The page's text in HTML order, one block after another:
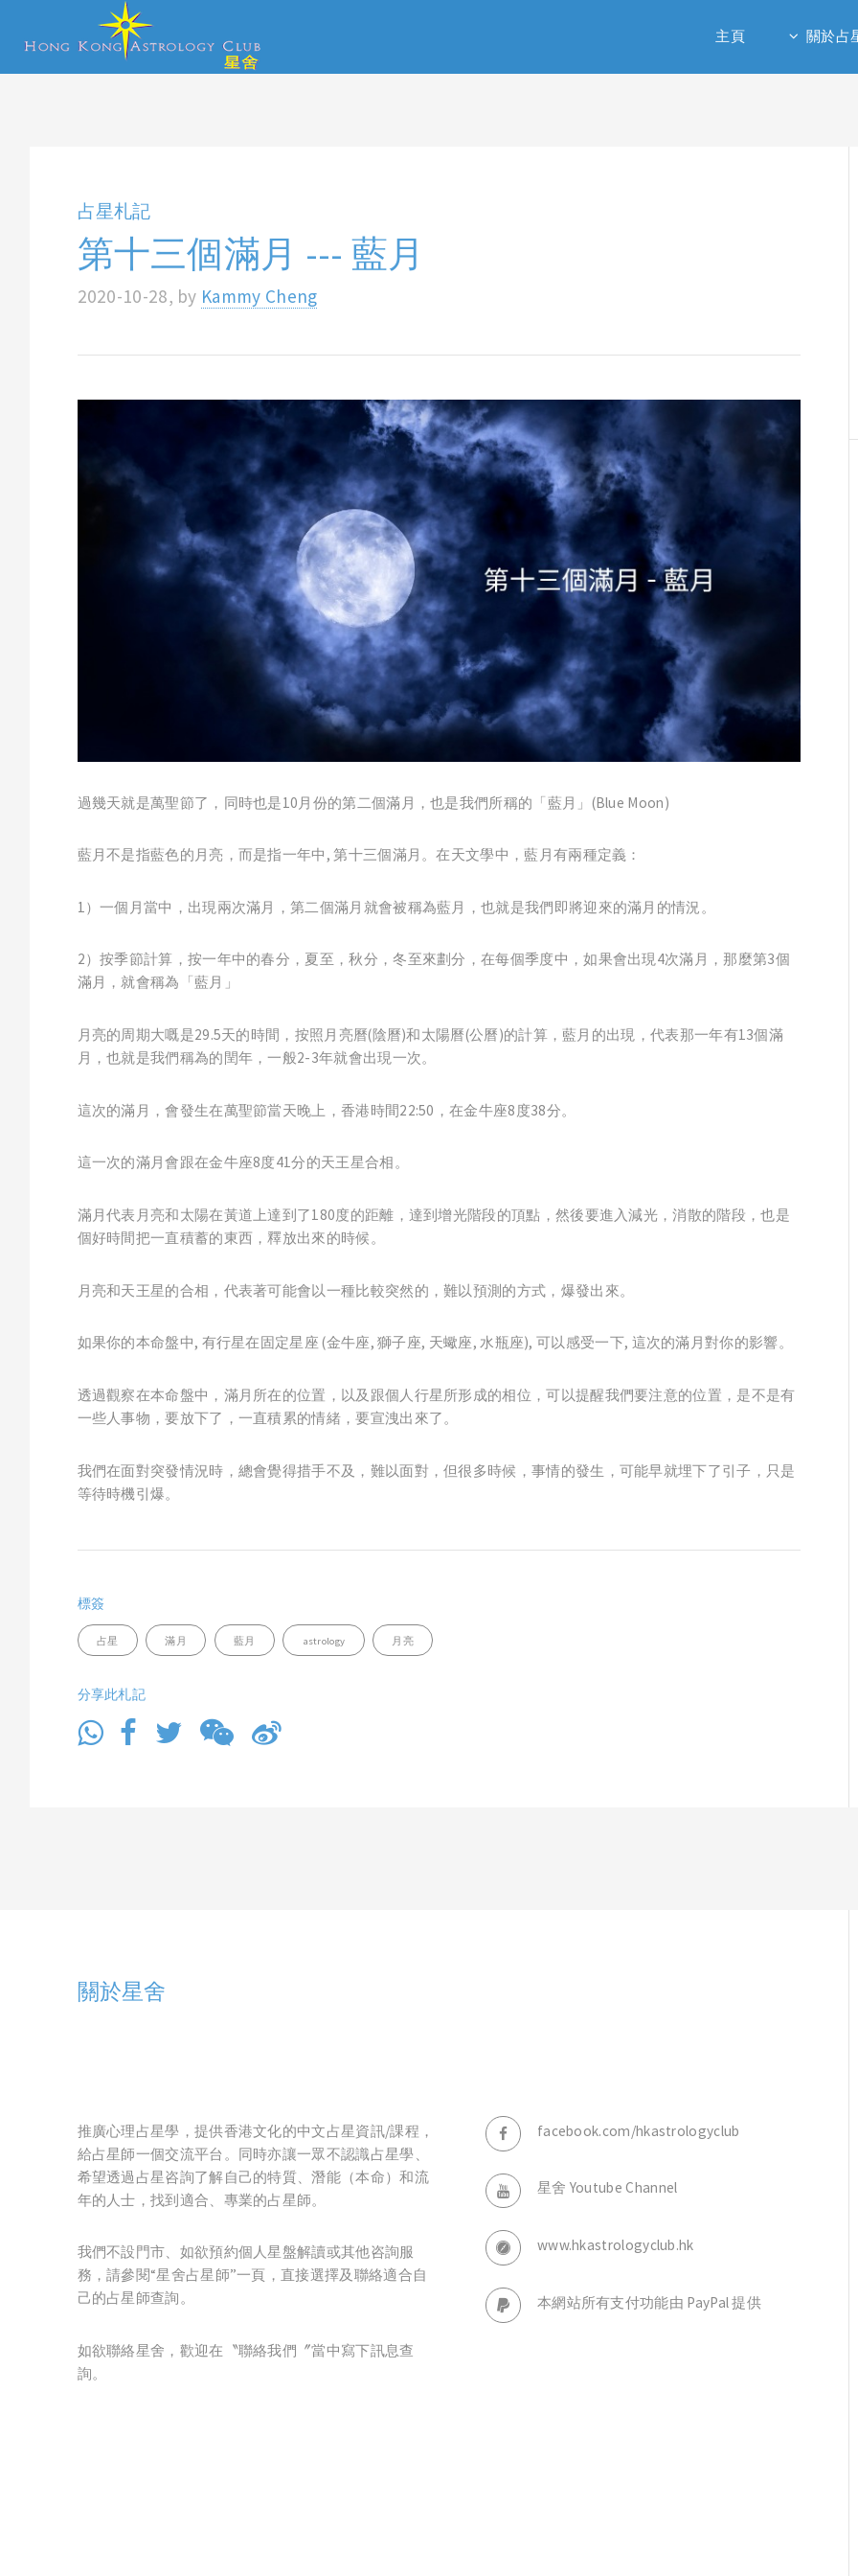
主頁 關於占
占星札記
第十三個滿月 --- 藍月
2020-10-28, by Kammy Cheng
過幾天就是萬聖節了，同時也是10月份的第二個滿月，也是我們所稱的「藍月」(Blue Moon)
藍月不是指藍色的月亮，而是指一年中, 第十三個滿月。在天文學中，藍月有兩種定義：
1）一個月當中，出現兩次滿月，第二個滿月就會被稱為藍月，也就是我們即將迎來的滿月的情況。
2）按季節計算，按一年中的春分，夏至，秋分，冬至來劃分，在每個季度中，如果會出現4次滿月，那麼第3個
滿月，就會稱為「藍月」
月亮的周期大嘅是29.5天的時間，按照月亮曆(陰曆)和太陽曆(公曆)的計算，藍月的出現，代表那一年有13個滿
月，也就是我們稱為的閏年，一般2-3年就會出現一次。
這次的滿月，會發生在萬聖節當天晚上，香港時間22:50，在金牛座8度38分。
這一次的滿月會跟在金牛座8度41分的天王星合相。
滿月代表月亮和太陽在黃道上達到了180度的距離，達到增光階段的頂點，然後要進入減光，消散的階段，也是
個好時間把一直積蓄的東西，釋放出來的時候。
月亮和天王星的合相，代表著可能會以一種比較突然的，難以預測的方式，爆發出來。
如果你的本命盤中, 有行星在固定星座 (金牛座, 獅子座, 天蠍座, 水瓶座), 可以感受一下, 這次的滿月對你的影響。
透過觀察在本命盤中，滿月所在的位置，以及跟個人行星所形成的相位，可以提醒我們要注意的位置，是不是有
一些人事物，要放下了，一直積累的情緒，要宣洩出來了。
我們在面對突發情況時，總會覺得措手不及，難以面對，但很多時候，事情的發生，可能早就埋下了引子，只是
等待時機引爆。
標簽
占星 滿月 藍月 astrology 月亮
分享此札記
關於星舍
推廣心理占星學，提供香港文化的中文占星資訊/課程，
給占星師一個交流平台。同時亦讓一眾不認識占星學、
希望透過占星咨詢了解自己的特質、潛能（本命）和流
年的人士，找到適合、專業的占星師。
我們不設門市、如欲預約個人星盤解讀或其他咨詢服
務，請參閱“星舍占星師”一頁，直接選擇及聯絡適合自
己的占星師查詢。
如欲聯絡星舍，歡迎在〝聯絡我們〞當中寫下訊息查
詢。
facebook.com/hkastrologyclub
星舍 Youtube Channel
www.hkastrologyclub.hk
本網站所有支付功能由 PayPal 提供